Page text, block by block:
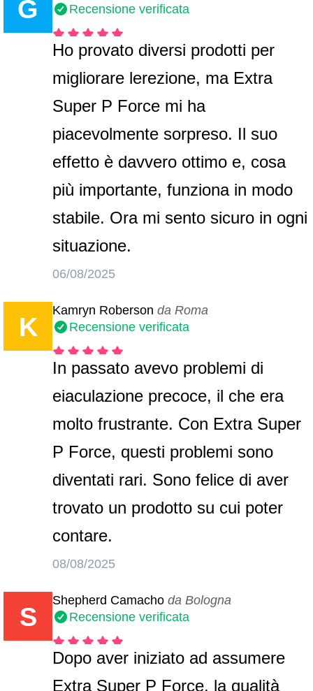
G Recensione verificata
Ho provato diversi prodotti per
migliorare lerezione, ma Extra
Super P Force mi ha
piacevolmente sorpreso. Il suo
effetto è davvero ottimo e, cosa
più importante, funziona in modo
stabile. Ora mi sento sicuro in ogni
situazione.
06/08/2025
K
Kamryn Roberson da Roma
Recensione verificata
In passato avevo problemi di
eiaculazione precoce, il che era
molto frustrante. Con Extra Super
P Force, questi problemi sono
diventati rari. Sono felice di aver
trovato un prodotto su cui poter
contare.
08/08/2025
S
Shepherd Camacho da Bologna
Recensione verificata
Dopo aver iniziato ad assumere
Extra Super P Force, la qualità